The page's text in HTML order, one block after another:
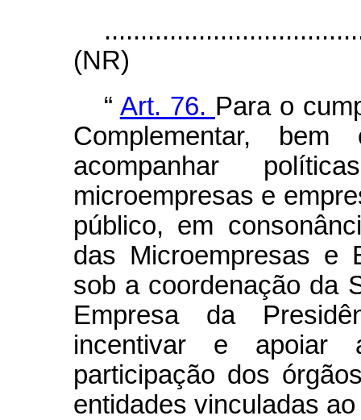
(NR)
“ Art. 76. Para o
Complementar,
acompanhar
microempresas e
público, em
das Microempresas e
sob a coordenação da
Empresa da
incentivar e
participação dos
entidades vinculadas